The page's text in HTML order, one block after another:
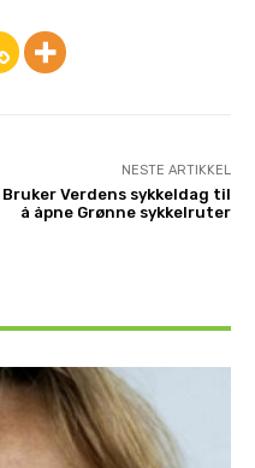
NESTE ARTIKKEL
Bruker Verdens sykkeldag til
å åpne Grønne sykkelruter